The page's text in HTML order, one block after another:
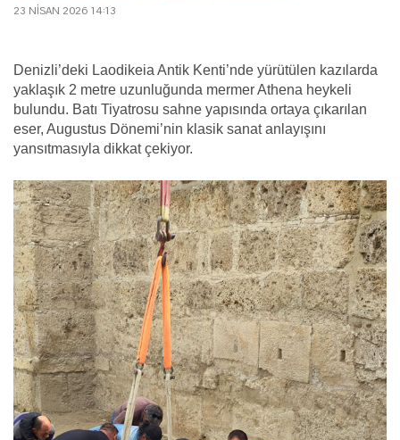
23 NISAN 2026 14:13
Denizli’deki Laodikeia Antik Kenti’nde yürütülen kazılarda
yaklaşık 2 metre uzunluğunda mermer Athena heykeli
bulundu. Batı Tiyatrosu sahne yapısında ortaya çıkarılan
eser, Augustus Dönemi’nin klasik sanat anlayışını
yansıtmasıyla dikkat çekiyor.